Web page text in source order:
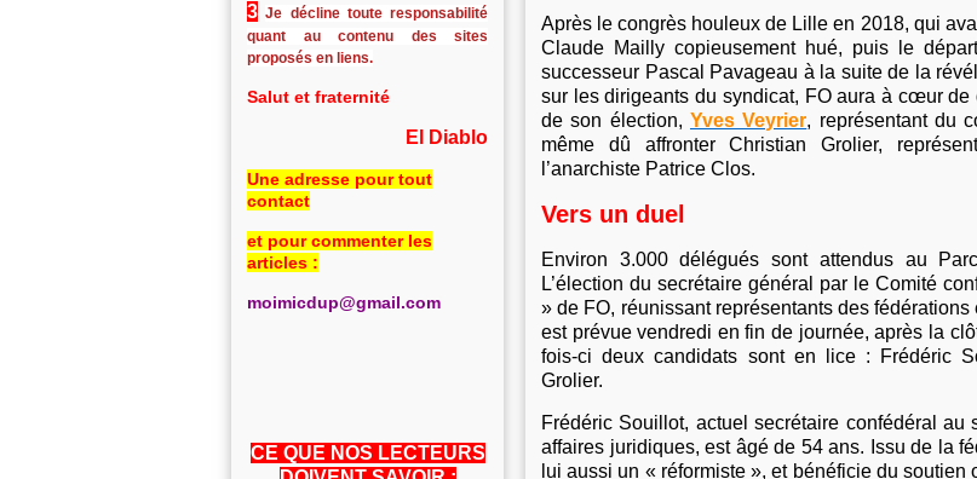
3 Je décline toute responsabilité
quant au contenu des sites
proposés en liens.
Salut et fraternité
El Diablo
Une adresse pour tout
contact
et pour commenter les
articles :
moimicdup@gmail.com
CE QUE NOS LECTEURS
Après le congrès houleux de Lille en 2018, qui
Claude Mailly copieusement hué, puis le
successeur Pascal Pavageau à la suite de la
sur les dirigeants du syndicat, FO aura à cœur de
de son élection, Yves Veyrier, représentant du
même dû affronter Christian Grolier,
l’anarchiste Patrice Clos.
Vers un duel
Environ 3.000 délégués sont attendus au
L’élection du secrétaire général par le Comité
» de FO, réunissant représentants des
est prévue vendredi en fin de journée, après la
fois-ci deux candidats sont en lice : Frédéric
Grolier.
Frédéric Souillot, actuel secrétaire confédéral au
affaires juridiques, est âgé de 54 ans. Issu de la
lui aussi un « réformiste », et bénéficie du